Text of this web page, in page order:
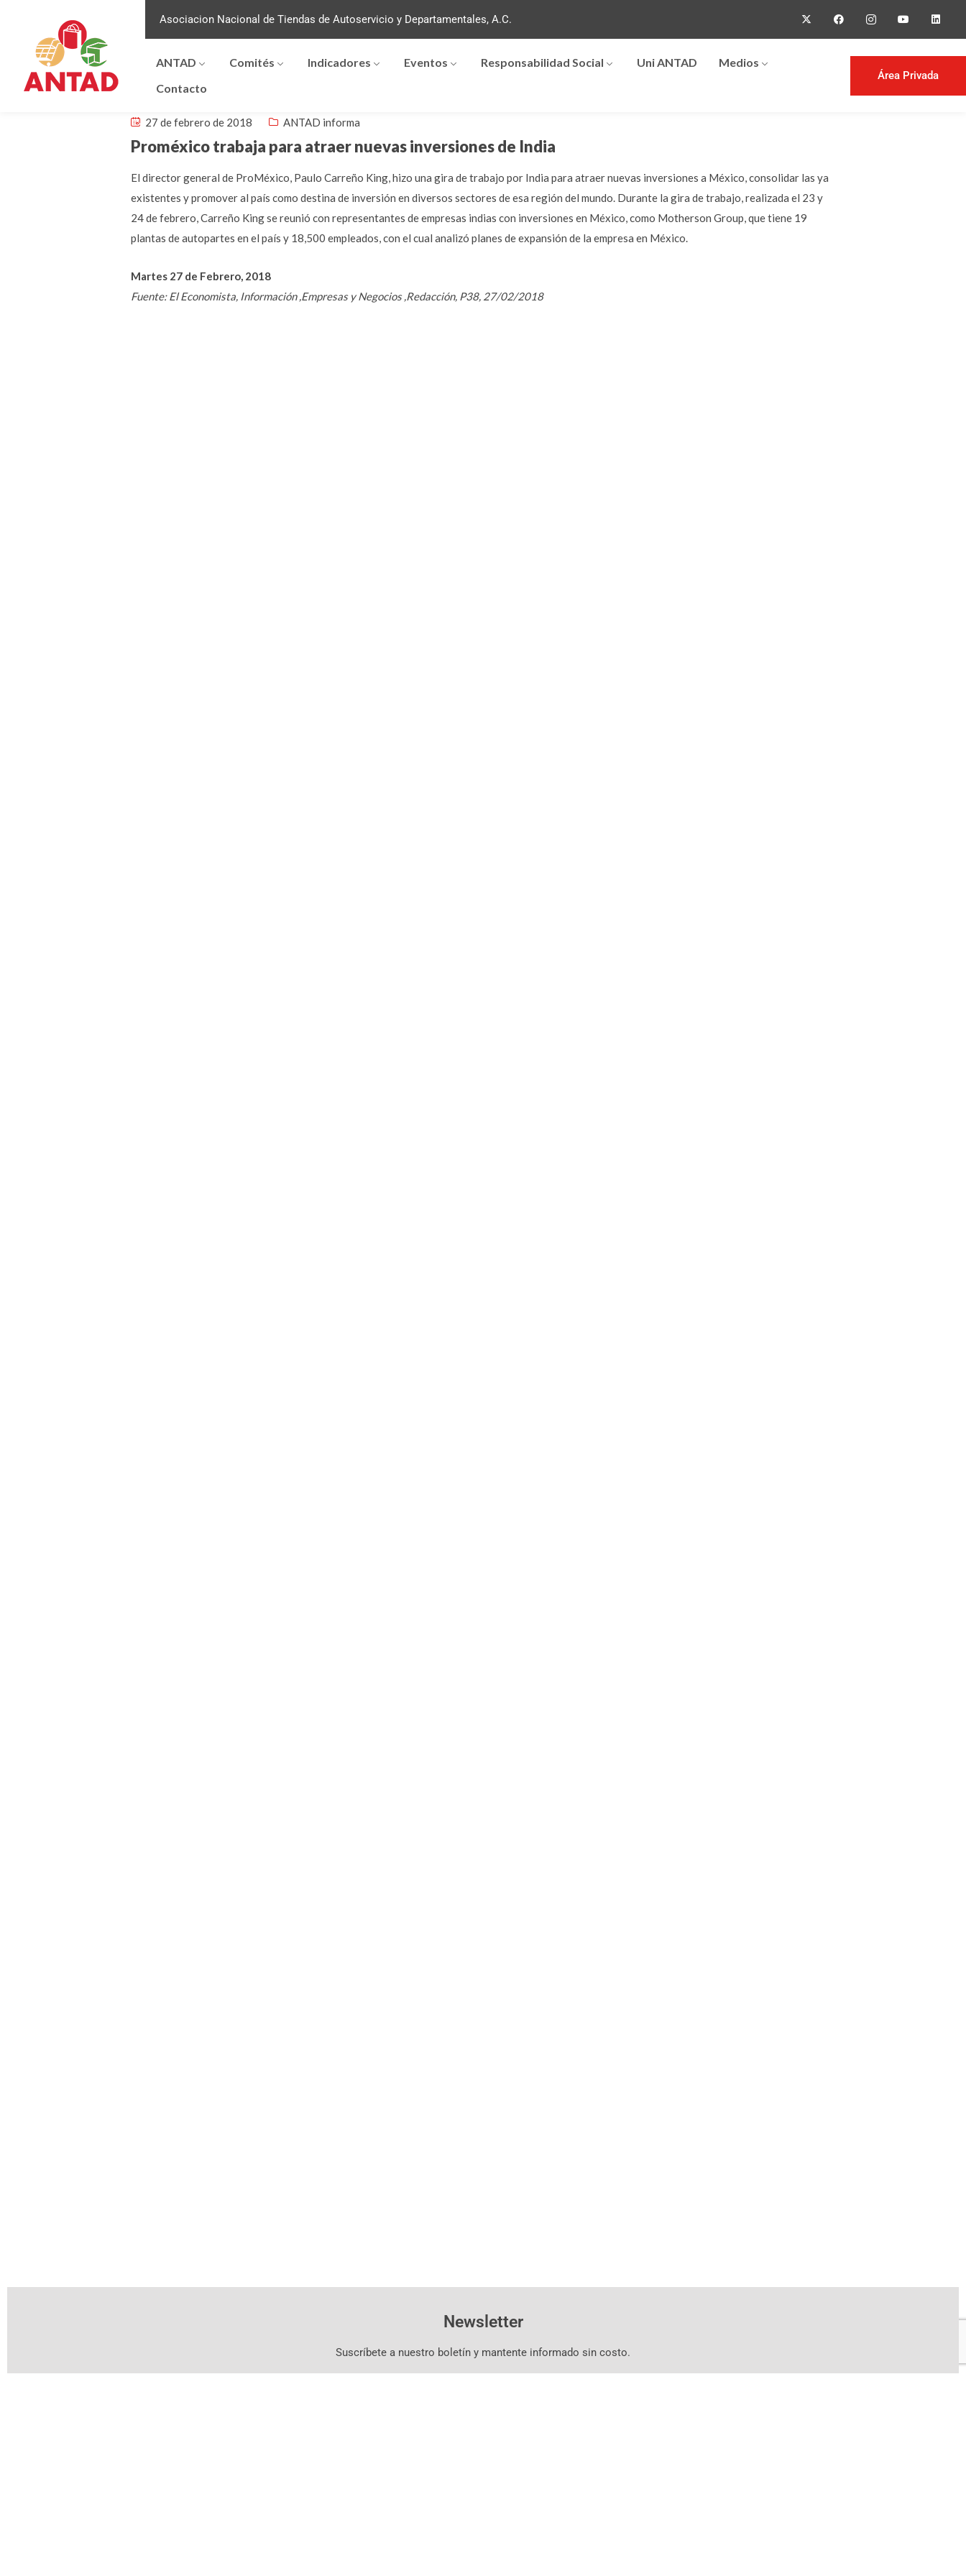
Asociacion Nacional de Tiendas de Autoservicio y Departamentales, A.C.
ANTAD Comités Indicadores Eventos Responsabilidad Social Uni ANTAD
Medios
Contacto
Área Privada
27 de febrero de 2018 ANTAD informa
Proméxico trabaja para atraer nuevas inversiones de India
El director general de ProMéxico, Paulo Carreño King, hizo una gira de trabajo por India para atraer nuevas inversiones a México, consolidar las ya
existentes y promover al país como destina de inversión en diversos sectores de esa región del mundo. Durante la gira de trabajo, realizada el 23 y
24 de febrero, Carreño King se reunió con representantes de empresas indias con inversiones en México, como Motherson Group, que tiene 19
plantas de autopartes en el país y 18,500 empleados, con el cual analizó planes de expansión de la empresa en México.
Martes 27 de Febrero, 2018
Fuente: El Economista, Información ,Empresas y Negocios ,Redacción, P38, 27/02/2018
Newsletter
Suscríbete a nuestro boletín y mantente informado sin costo.